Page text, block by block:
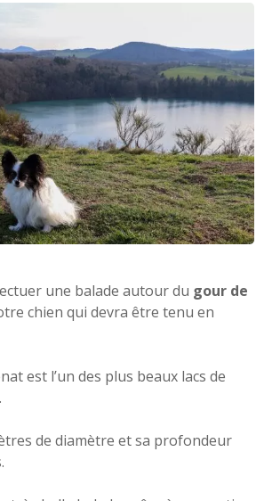
une balade autour du gour de
chien qui devra être tenu en
est l’un des plus beaux lacs de
de diamètre et sa profondeur